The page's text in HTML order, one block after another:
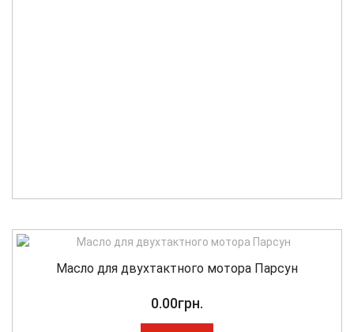
Масло для двухтактного мотора Парсун
0.00грн.